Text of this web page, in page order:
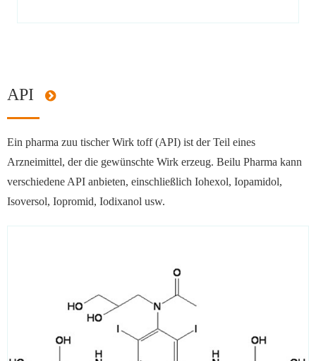
API
Ein pharma zuu tischer Wirk toff (API) ist der Teil eines
Arzneimittel, der die gewünschte Wirk erzeug. Beilu Pharma kann
verschiedene API anbieten, einschließlich Iohexol, Iopamidol,
Isoversol, Iopromid, Iodixanol usw.